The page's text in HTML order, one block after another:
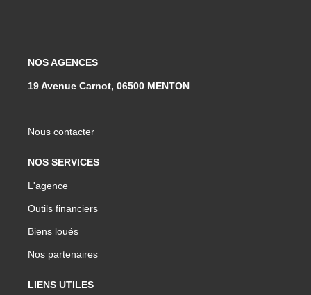
NOS AGENCES
19 Avenue Carnot, 06500 MENTON
Nous contacter
NOS SERVICES
L'agence
Outils financiers
Biens loués
Nos partenaires
LIENS UTILES